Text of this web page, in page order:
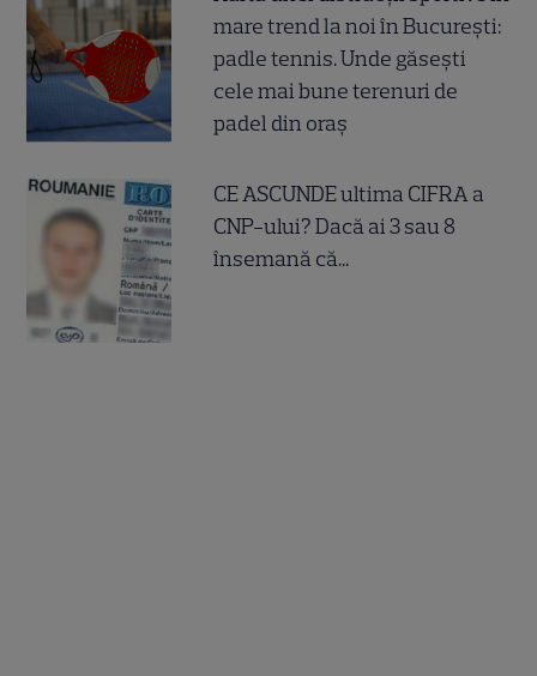
mare trend la noi în București:
padle tennis. Unde găsești
cele mai bune terenuri de
padel din oraș
CE ASCUNDE ultima CIFRA a
CNP-ului? Dacă ai 3 sau 8
însemană că...